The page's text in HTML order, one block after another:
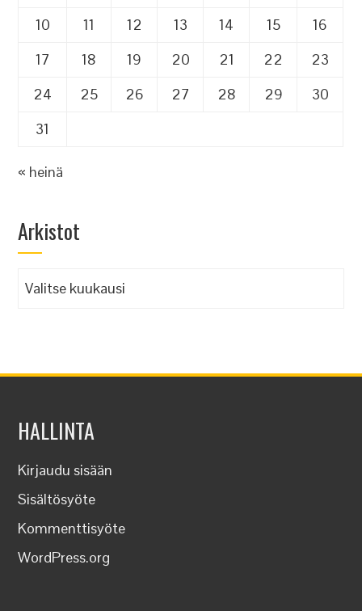
10
11 12 13 14 15
16
17
18 19 20 21 22
23
24
25 26 27 28 29
30
31
« heinä
Arkistot
Arkistot
HALLINTA
Kirjaudu sisään
Sisältösyöte
Kommenttisyöte
WordPress.org